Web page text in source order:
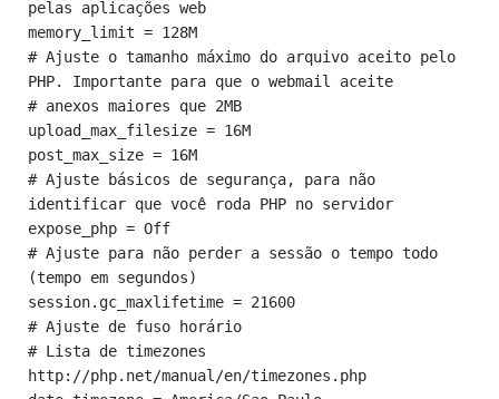
pelas aplicações web
memory_limit = 128M
# Ajuste o tamanho máximo do arquivo aceito pelo
PHP. Importante para que o webmail aceite
# anexos maiores que 2MB
upload_max_filesize = 16M
post_max_size = 16M
# Ajuste básicos de segurança, para não
identificar que você roda PHP no servidor
expose_php = Off
# Ajuste para não perder a sessão o tempo todo
(tempo em segundos)
session.gc_maxlifetime = 21600
# Ajuste de fuso horário
# Lista de timezones
http://php.net/manual/en/timezones.php